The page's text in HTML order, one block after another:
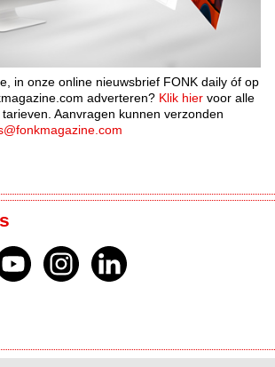
in onze online nieuwsbrief FONK daily óf op
adverteren? Klik hier voor alle
Aanvragen kunnen verzonden